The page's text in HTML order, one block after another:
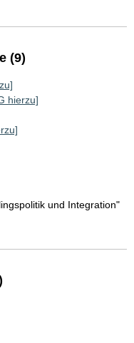
(9)
hierzu]
und Integration"